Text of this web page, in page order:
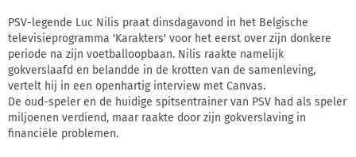
PSV-legende Luc Nilis praat dinsdagavond in het Belgische
televisieprogramma 'Karakters' voor het eerst over zijn donkere
periode na zijn voetballoopbaan. Nilis raakte namelijk
gokverslaafd en belandde in de krotten van de samenleving,
vertelt hij in een openhartig interview met Canvas.
De oud-speler en de huidige spitsentrainer van PSV had als speler
miljoenen verdiend, maar raakte door zijn gokverslaving in
financiële problemen.